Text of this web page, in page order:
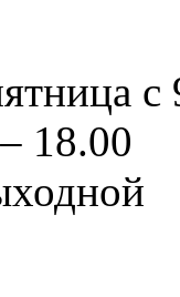
с
18.00